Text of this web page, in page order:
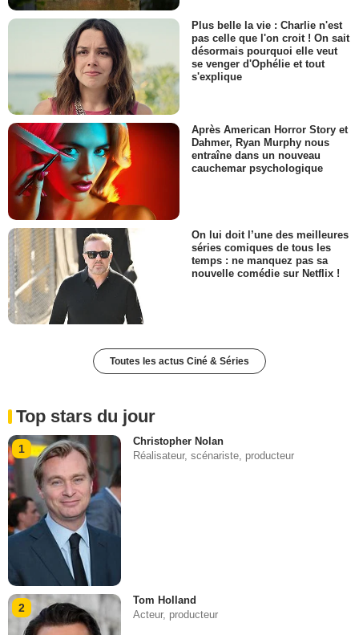
Plus belle la vie : Charlie n'est
pas celle que l'on croit ! On sait
désormais pourquoi elle veut
se venger d'Ophélie et tout
s'explique
Après American Horror Story et
Dahmer, Ryan Murphy nous
entraîne dans un nouveau
cauchemar psychologique
On lui doit l’une des meilleures
séries comiques de tous les
temps : ne manquez pas sa
nouvelle comédie sur Netflix !
Toutes les actus Ciné & Séries
Top stars du jour
1
Christopher Nolan
Réalisateur, scénariste, producteur
2
Tom Holland
Acteur, producteur